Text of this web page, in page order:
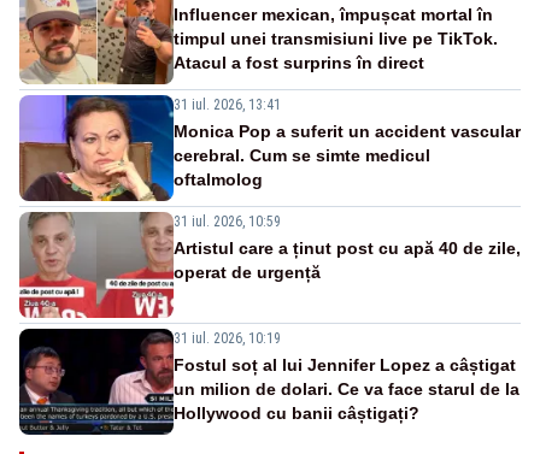
Influencer mexican, împușcat mortal în
timpul unei transmisiuni live pe TikTok.
Atacul a fost surprins în direct
31 iul. 2026, 13:41
Monica Pop a suferit un accident vascular
cerebral. Cum se simte medicul
oftalmolog
31 iul. 2026, 10:59
Artistul care a ținut post cu apă 40 de zile,
operat de urgență
31 iul. 2026, 10:19
Fostul soț al lui Jennifer Lopez a câștigat
un milion de dolari. Ce va face starul de la
Hollywood cu banii câștigați?